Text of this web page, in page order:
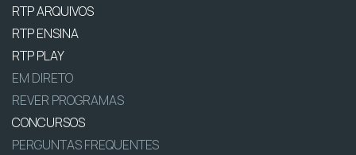
RTP ARQUIVOS
RTP ENSINA
RTP PLAY
EM DIRETO
REVER PROGRAMAS
CONCURSOS
PERGUNTAS FREQUENTES